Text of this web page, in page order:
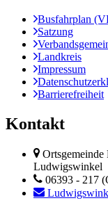
Busfahrplan
Satzung
Landkreis
Impressum
Barrierefreiheit
Kontakt
Ludwigswinkel
06393 - 217